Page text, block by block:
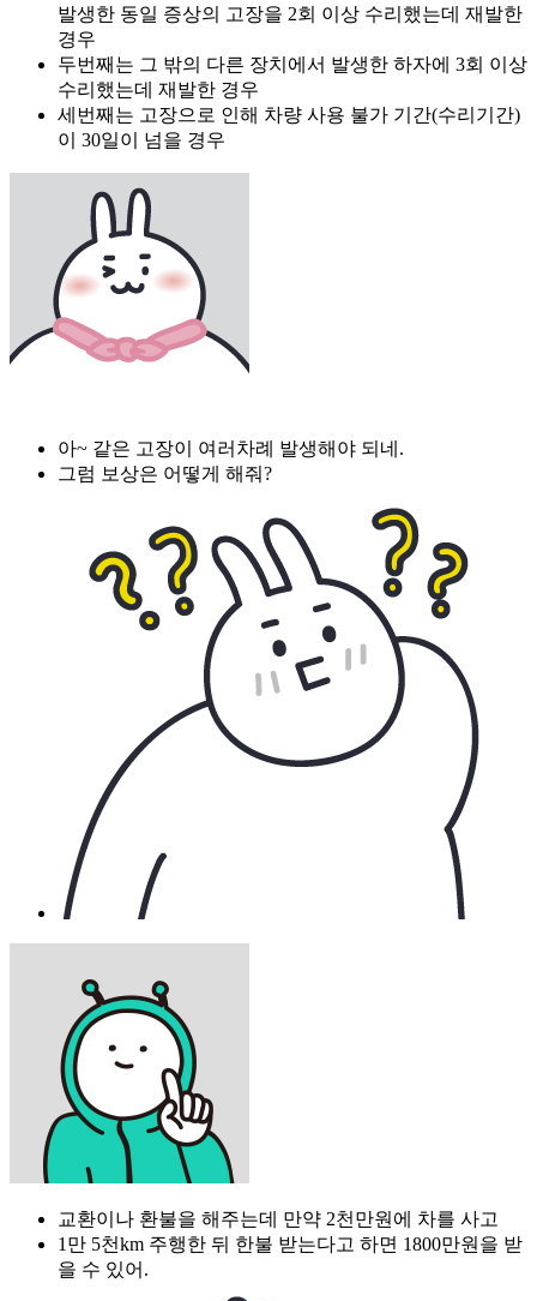
발생한 동일 증상의 고장을 2회 이상 수리했는데 재발한
경우
두번째는 그 밖의 다른 장치에서 발생한 하자에 3회 이상
수리했는데 재발한 경우
세번째는 고장으로 인해 차량 사용 불가 기간(수리기간)
이 30일이 넘을 경우
아~ 같은 고장이 여러차례 발생해야 되네.
그럼 보상은 어떻게 해줘?
교환이나 환불을 해주는데 만약 2천만원에 차를 사고
1만 5천km 주행한 뒤 한불 받는다고 하면 1800만원을 받
을 수 있어.